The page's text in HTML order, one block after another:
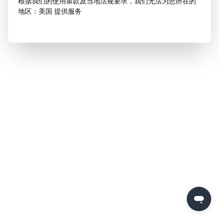
地区：美国 提供服务